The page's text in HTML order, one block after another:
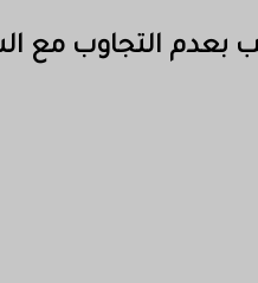
بعدم التجاوب مع